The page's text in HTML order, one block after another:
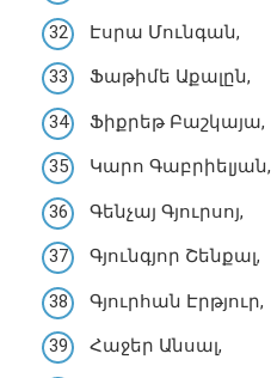
Էսրա Մունգան,
Ֆաթիմե Աքալըն,
Ֆիքրեթ Բաշկայա,
Կարո Գաբրիելյան,
Գենչայ Գյուրսոյ,
Գյունգյոր Շենքալ,
Գյուրհան Էրթյուր,
Հաջեր Անսալ,